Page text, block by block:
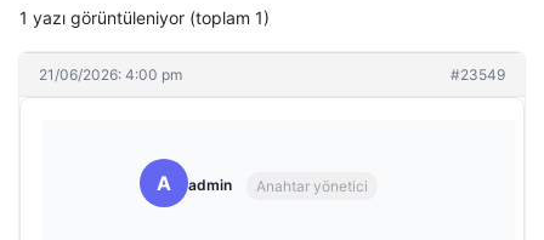
1 yazı görüntüleniyor (toplam 1)
21/06/2026: 4:00 pm #23549
A admin Anahtar yönetici